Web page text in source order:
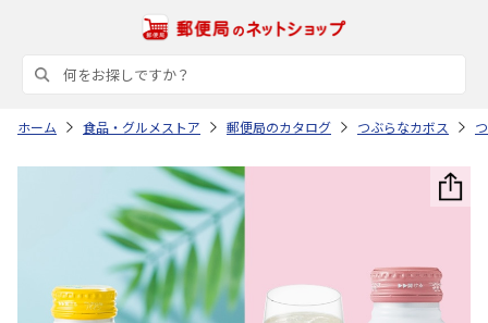
ホーム 食品・グルメストア 郵便局のカタログ つぶらなカボス